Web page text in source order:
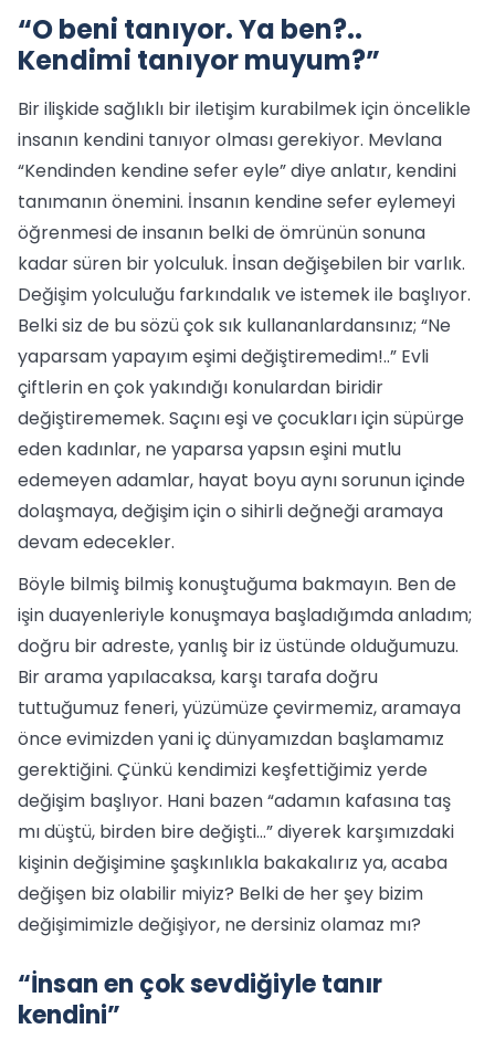
“O beni tanıyor. Ya ben?..
Kendimi tanıyor muyum?”
Bir ilişkide sağlıklı bir iletişim kurabilmek için öncelikle
insanın kendini tanıyor olması gerekiyor. Mevlana
“Kendinden kendine sefer eyle” diye anlatır, kendini
tanımanın önemini. İnsanın kendine sefer eylemeyi
öğrenmesi de insanın belki de ömrünün sonuna
kadar süren bir yolculuk. İnsan değişebilen bir varlık.
Değişim yolculuğu farkındalık ve istemek ile başlıyor.
Belki siz de bu sözü çok sık kullananlardansınız; “Ne
yaparsam yapayım eşimi değiştiremedim!..” Evli
çiftlerin en çok yakındığı konulardan biridir
değiştirememek. Saçını eşi ve çocukları için süpürge
eden kadınlar, ne yaparsa yapsın eşini mutlu
edemeyen adamlar, hayat boyu aynı sorunun içinde
dolaşmaya, değişim için o sihirli değneği aramaya
devam edecekler.
Böyle bilmiş bilmiş konuştuğuma bakmayın. Ben de
işin duayenleriyle konuşmaya başladığımda anladım;
doğru bir adreste, yanlış bir iz üstünde olduğumuzu.
Bir arama yapılacaksa, karşı tarafa doğru
tuttuğumuz feneri, yüzümüze çevirmemiz, aramaya
önce evimizden yani iç dünyamızdan başlamamız
gerektiğini. Çünkü kendimizi keşfettiğimiz yerde
değişim başlıyor. Hani bazen “adamın kafasına taş
mı düştü, birden bire değişti…” diyerek karşımızdaki
kişinin değişimine şaşkınlıkla bakakalırız ya, acaba
değişen biz olabilir miyiz? Belki de her şey bizim
değişimimizle değişiyor, ne dersiniz olamaz mı?
“İnsan en çok sevdiğiyle tanır
kendini”